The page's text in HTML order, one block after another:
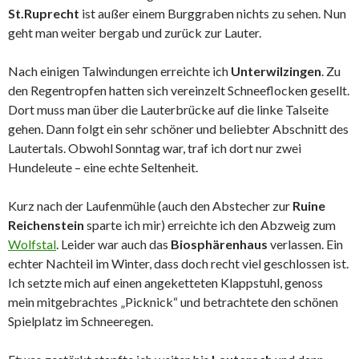
St.Ruprecht ist außer einem Burggraben nichts zu sehen. Nun
geht man weiter bergab und zurück zur Lauter.
Nach einigen Talwindungen erreichte ich Unterwilzingen. Zu
den Regentropfen hatten sich vereinzelt Schneeflocken gesellt.
Dort muss man über die Lauterbrücke auf die linke Talseite
gehen. Dann folgt ein sehr schöner und beliebter Abschnitt des
Lautertals. Obwohl Sonntag war, traf ich dort nur zwei
Hundeleute – eine echte Seltenheit.
Kurz nach der Laufenmühle (auch den Abstecher zur Ruine
Reichenstein sparte ich mir) erreichte ich den Abzweig zum
Wolfstal. Leider war auch das Biosphärenhaus verlassen. Ein
echter Nachteil im Winter, dass doch recht viel geschlossen ist.
Ich setzte mich auf einen angeketteten Klappstuhl, genoss
mein mitgebrachtes „Picknick“ und betrachtete den schönen
Spielplatz im Schneeregen.